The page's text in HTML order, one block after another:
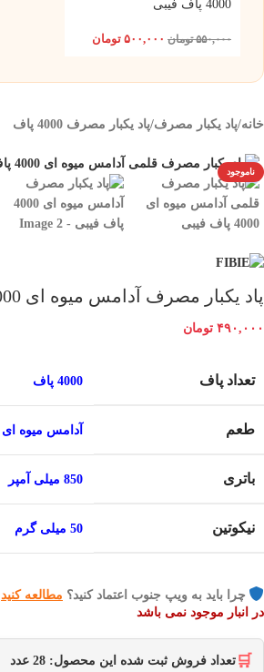
4000 پاف فیبی
۵۵۰,۰۰۰ تومان ۵۰۰,۰۰۰ تومان
خانه/پاد یکبار مصرف/پاد یکبار مصرف 4000 پاف
ناموجود
پاد یکبار مصرف آدامس میوه ای 4000 پاف فیبی
۴۹۰,۰۰۰ تومان
تعداد پاف 4000 پاف
طعم آدامس میوه ای
باتری 850 میلی آمپر
نیکوتین 50 میلی گرم
چرا باید به ویپ جنوب اعتماد کنید؟ مطالعه کنید
در انبار موجود نمی باشد
🛒 تعداد فروش ثبت شده این محصول: 28 عدد